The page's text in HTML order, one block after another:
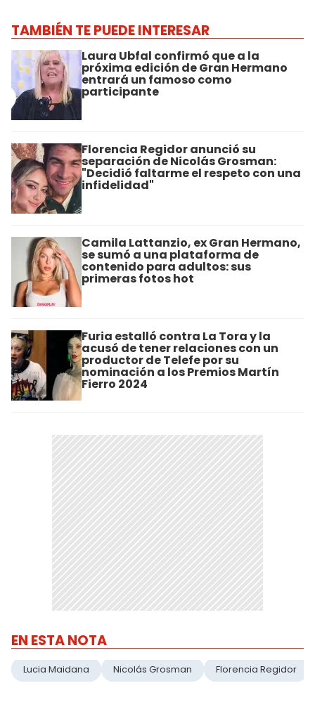
TAMBIÉN TE PUEDE INTERESAR
Laura Ubfal confirmó que a la
próxima edición de Gran Hermano
entrará un famoso como
participante
Florencia Regidor anunció su
separación de Nicolás Grosman:
"Decidió faltarme el respeto con una
infidelidad"
Camila Lattanzio, ex Gran Hermano,
se sumó a una plataforma de
contenido para adultos: sus
primeras fotos hot
Furia estalló contra La Tora y la
acusó de tener relaciones con un
productor de Telefe por su
nominación a los Premios Martín
Fierro 2024
EN ESTA NOTA
Lucia Maidana Nicolás Grosman Florencia Regidor